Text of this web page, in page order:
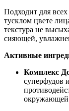
Подходит для
тусклом цвете
текстура не
сияющей,
Активные
Комплекс
суперфудов
окружающей